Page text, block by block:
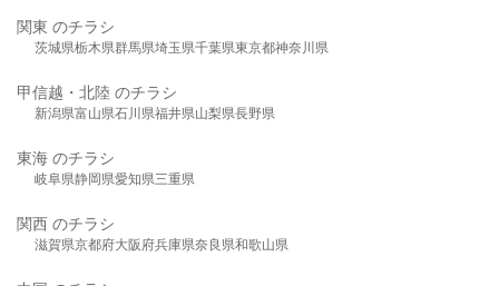
関東 のチラシ
茨城県栃木県群馬県埼玉県千葉県東京都神奈川県
甲信越・北陸 のチラシ
新潟県富山県石川県福井県山梨県長野県
東海 のチラシ
岐阜県静岡県愛知県三重県
関西 のチラシ
滋賀県京都府大阪府兵庫県奈良県和歌山県